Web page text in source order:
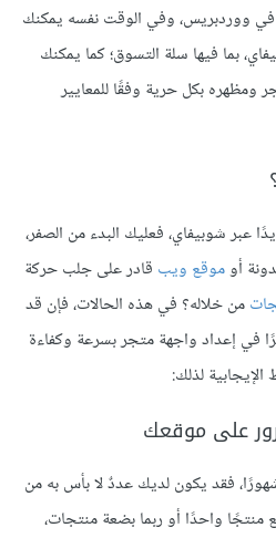
ووردبريس، وفي الوقت نفسه يمكنك
بما فيها سلة التسوق؛ كما يمكنك
بكل حرية وفقًا للمعايير
عبر شوبيفاي، فعليك البدء من الصفر،
أوموقع ويب قادر على جلب حركة
من خلاله؟ في هذه الحالات، فإن قد
في إعداد واجهة متجر بسرعة وكفاءة
لذلك:
على موقعك
فقد يكون لديك عددٌ لا بأس به من
منتجًا واحدًا أو ربما بضعة منتجات،